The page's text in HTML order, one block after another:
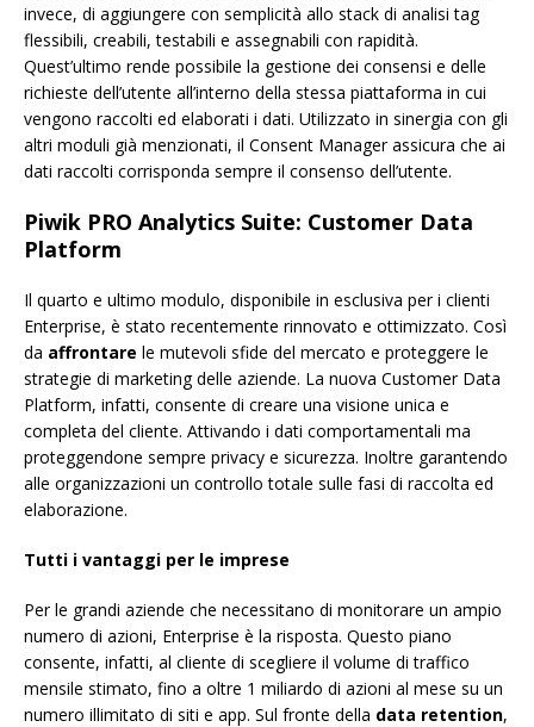
invece, di aggiungere con semplicità allo stack di analisi tag
flessibili, creabili, testabili e assegnabili con rapidità.
Quest’ultimo rende possibile la gestione dei consensi e delle
richieste dell’utente all’interno della stessa piattaforma in cui
vengono raccolti ed elaborati i dati. Utilizzato in sinergia con gli
altri moduli già menzionati, il Consent Manager assicura che ai
dati raccolti corrisponda sempre il consenso dell’utente.
Piwik PRO Analytics Suite: Customer Data
Platform
Il quarto e ultimo modulo, disponibile in esclusiva per i clienti
Enterprise, è stato recentemente rinnovato e ottimizzato. Così
da affrontare le mutevoli sfide del mercato e proteggere le
strategie di marketing delle aziende. La nuova Customer Data
Platform, infatti, consente di creare una visione unica e
completa del cliente. Attivando i dati comportamentali ma
proteggendone sempre privacy e sicurezza. Inoltre garantendo
alle organizzazioni un controllo totale sulle fasi di raccolta ed
elaborazione.
Tutti i vantaggi per le imprese
Per le grandi aziende che necessitano di monitorare un ampio
numero di azioni, Enterprise è la risposta. Questo piano
consente, infatti, al cliente di scegliere il volume di traffico
mensile stimato, fino a oltre 1 miliardo di azioni al mese su un
numero illimitato di siti e app. Sul fronte della data retention,